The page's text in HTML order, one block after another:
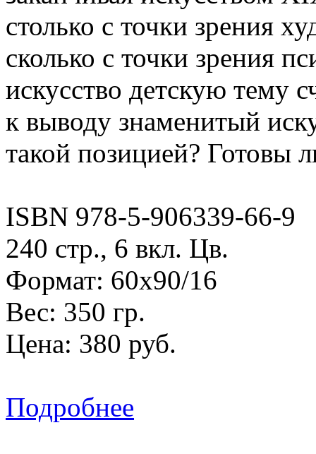
столько с точки зрения
сколько с точки зрения
искусство детскую тему
к выводу знаменитый
такой позицией? Готовы
ISBN 978-5-906339-66-9
240 стр., 6 вкл. Цв.
Формат: 60х90/16
Вес: 350 гр.
Цена: 380 руб.
Подробнее